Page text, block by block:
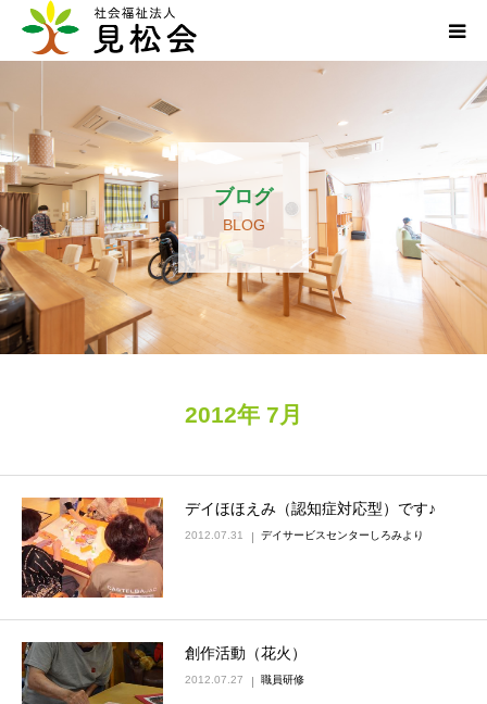
ブログ
BLOG
2012年 7月
デイほほえみ（認知症対応型）です♪
2012.07.31 デイサービスセンターしろみより
創作活動（花火）
2012.07.27 職員研修
施設案内
サービス内容
求人・ボランティア
アクセス